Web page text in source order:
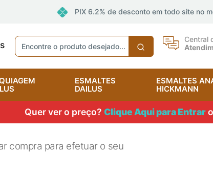
PIX 6.2% de desconto em todo site no
Central
ESMALTES
DAILUS
ESMALTES
HICKMANN
Quer ver o preço? Clique Aqui para Entrar
compra para efetuar o seu